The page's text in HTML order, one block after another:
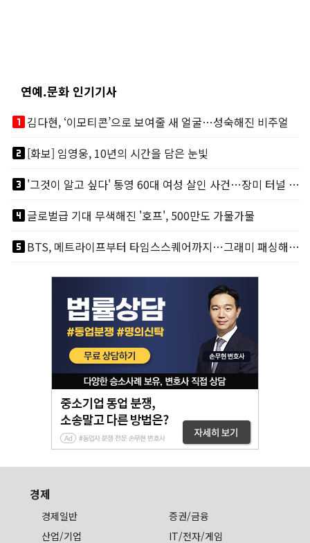
연예.문화 인기기사
looks_one김다현, ‘이모티콘’으로 보여줄 새 얼굴…성숙해진 비주얼
looks_two[화보] 임영웅, 10년의 시간을 담은 눈빛
looks_3
'그것이 알고 싶다' 통영 60대 여성 살인 사건…장미 터널 아래 킬러, 누구냐 넌?
looks_4글로벌급 기대 무색해진 '호프', 500만도 가물가물
looks_5
BTS, 메트라이프부터 타임스스퀘어까지…그래미 패싱해도 미 대륙 꿀꺽
경제
경제일반
증권/금융
산업/기업
IT/전자/게임